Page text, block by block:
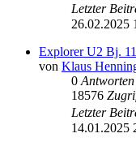
Letzter
26.02.2025
Explorer U2 Bj.
von Klaus
0 Antworten
18576
Letzter
14.01.2025